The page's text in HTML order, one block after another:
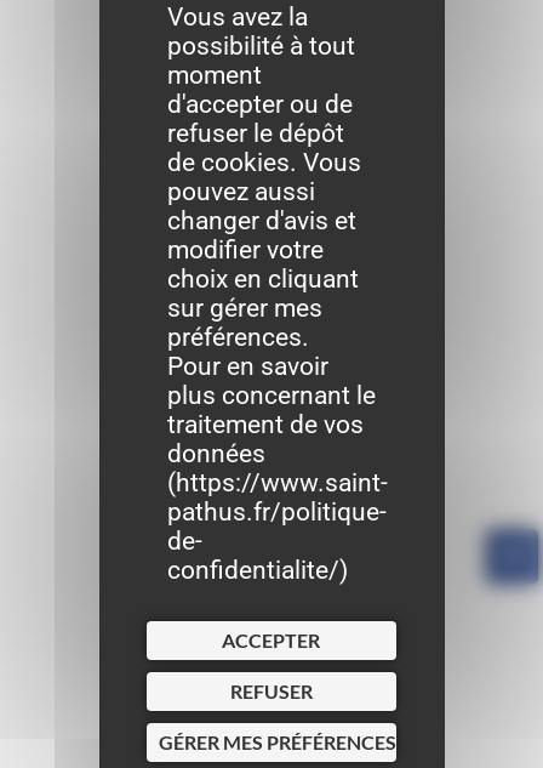
Vous avez la
possibilité à tout
moment
d'accepter ou de
refuser le dépôt
de cookies. Vous
pouvez aussi
changer d'avis et
modifier votre
choix en cliquant
sur gérer mes
préférences.
Pour en savoir
plus concernant le
traitement de vos
données
(https://www.saint-
pathus.fr/politique-
de-
confidentialite/)
ACCEPTER
REFUSER
GÉRER MES PRÉFÉRENCES